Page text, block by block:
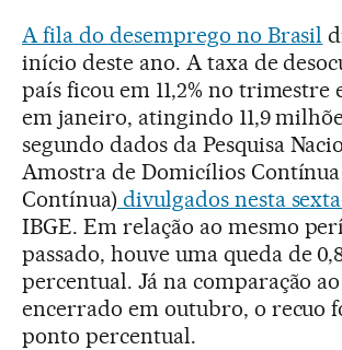
A fila do desemprego no Brasil
início deste ano. A taxa de
país ficou em 11,2% no trimestre
em janeiro, atingindo 11,9
segundo dados da Pesquisa
Amostra de Domicílios Contínua
Contínua) divulgados nesta
IBGE. Em relação ao mesmo
passado, houve uma queda de
percentual. Já na comparação
encerrado em outubro, o recuo
ponto percentual.